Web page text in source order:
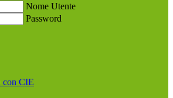
Nome Utente
Password
con CIE